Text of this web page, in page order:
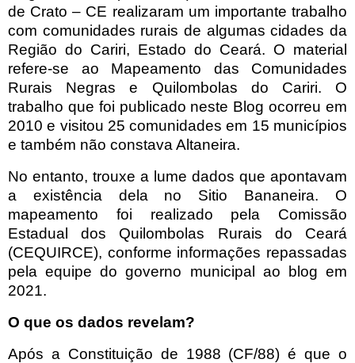
de Crato – CE realizaram um importante trabalho
com comunidades rurais de algumas cidades da
Região do Cariri, Estado do Ceará. O material
refere-se ao Mapeamento das Comunidades
Rurais Negras e Quilombolas do Cariri. O
trabalho que foi publicado neste Blog ocorreu em
2010 e visitou 25 comunidades em 15 municípios
e também não constava Altaneira.
No entanto, trouxe a lume dados que apontavam
a existência dela no Sitio Bananeira. O
mapeamento foi realizado pela Comissão
Estadual dos Quilombolas Rurais do Ceará
(CEQUIRCE), conforme informações repassadas
pela equipe do governo municipal ao blog em
2021.
O que os dados revelam?
Após a Constituição de 1988 (CF/88) é que o